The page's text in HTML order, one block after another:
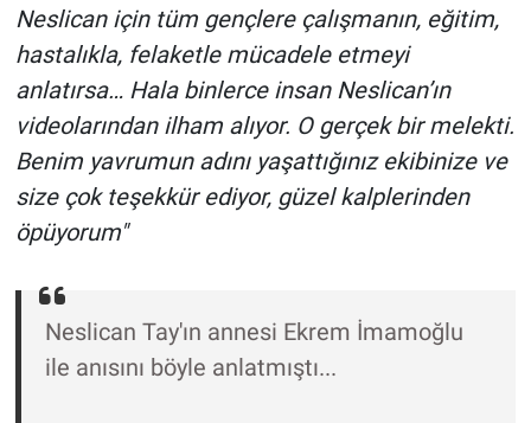
Neslican için tüm gençlere çalışmanın, eğitim,
hastalıkla, felaketle mücadele etmeyi
anlatırsa… Hala binlerce insan Neslican’ın
videolarından ilham alıyor. O gerçek bir melekti.
Benim yavrumun adını yaşattığınız ekibinize ve
size çok teşekkür ediyor, güzel kalplerinden
öpüyorum"
Neslican Tay'ın annesi Ekrem İmamoğlu
ile anısını böyle anlatmıştı...
Türkiye'nin Gündemi
Yerel Gündem
Yerel Yaşam
Canlı Yayın